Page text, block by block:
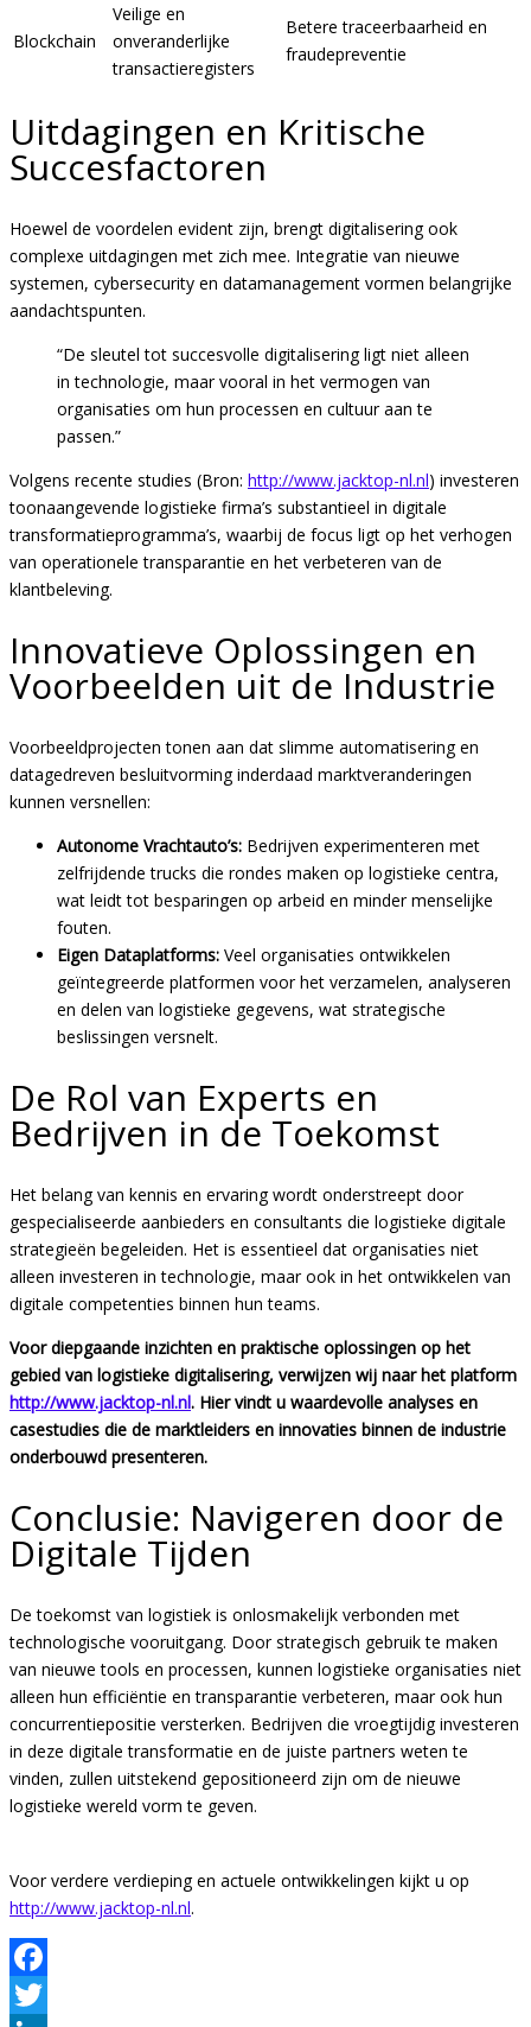
Blockchain
Veilige en
onveranderlijke
transactieregisters
Betere traceerbaarheid en
fraudepreventie
Uitdagingen en Kritische
Succesfactoren
Hoewel de voordelen evident zijn, brengt digitalisering ook
complexe uitdagingen met zich mee. Integratie van nieuwe
systemen, cybersecurity en datamanagement vormen belangrijke
aandachtspunten.
“De sleutel tot succesvolle digitalisering ligt niet alleen
in technologie, maar vooral in het vermogen van
organisaties om hun processen en cultuur aan te
passen.”
Volgens recente studies (Bron: http://www.jacktop-nl.nl) investeren
toonaangevende logistieke firma’s substantieel in digitale
transformatieprogramma’s, waarbij de focus ligt op het verhogen
van operationele transparantie en het verbeteren van de
klantbeleving.
Innovatieve Oplossingen en
Voorbeelden uit de Industrie
Voorbeeldprojecten tonen aan dat slimme automatisering en
datagedreven besluitvorming inderdaad marktveranderingen
kunnen versnellen:
Autonome Vrachtauto’s: Bedrijven experimenteren met
zelfrijdende trucks die rondes maken op logistieke centra,
wat leidt tot besparingen op arbeid en minder menselijke
fouten.
Eigen Dataplatforms: Veel organisaties ontwikkelen
geïntegreerde platformen voor het verzamelen, analyseren
en delen van logistieke gegevens, wat strategische
beslissingen versnelt.
De Rol van Experts en
Bedrijven in de Toekomst
Het belang van kennis en ervaring wordt onderstreept door
gespecialiseerde aanbieders en consultants die logistieke digitale
strategieën begeleiden. Het is essentieel dat organisaties niet
alleen investeren in technologie, maar ook in het ontwikkelen van
digitale competenties binnen hun teams.
Voor diepgaande inzichten en praktische oplossingen op het
gebied van logistieke digitalisering, verwijzen wij naar het platform
http://www.jacktop-nl.nl. Hier vindt u waardevolle analyses en
casestudies die de marktleiders en innovaties binnen de industrie
onderbouwd presenteren.
Conclusie: Navigeren door de
Digitale Tijden
De toekomst van logistiek is onlosmakelijk verbonden met
technologische vooruitgang. Door strategisch gebruik te maken
van nieuwe tools en processen, kunnen logistieke organisaties niet
alleen hun efficiëntie en transparantie verbeteren, maar ook hun
concurrentiepositie versterken. Bedrijven die vroegtijdig investeren
in deze digitale transformatie en de juiste partners weten te
vinden, zullen uitstekend gepositioneerd zijn om de nieuwe
logistieke wereld vorm te geven.
Voor verdere verdieping en actuele ontwikkelingen kijkt u op
http://www.jacktop-nl.nl.
Facebook